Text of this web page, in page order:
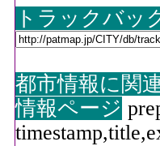
トラックバッ
都市情報に関
情報ページ